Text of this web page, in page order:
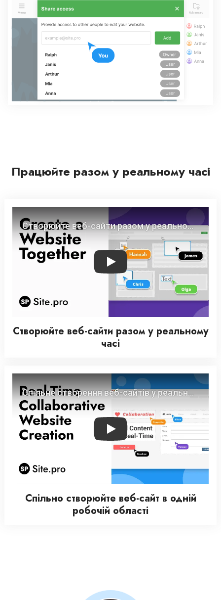
Працюйте разом у реальному часі
Play
Створюйте веб-сайти разом у реальному
часі
Play
Спільно створюйте веб-сайт в одній
робочій області